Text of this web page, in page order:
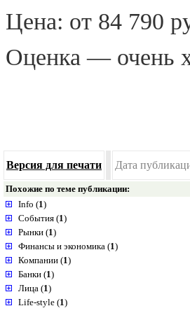
Цена: от 84 790
Оценка — очень
Версия для печати Дата
Похожие по теме публикации:
Info (1)
События (1)
Рынки (1)
Финансы и экономика (1)
Компании (1)
Банки (1)
Лица (1)
Life-style (1)